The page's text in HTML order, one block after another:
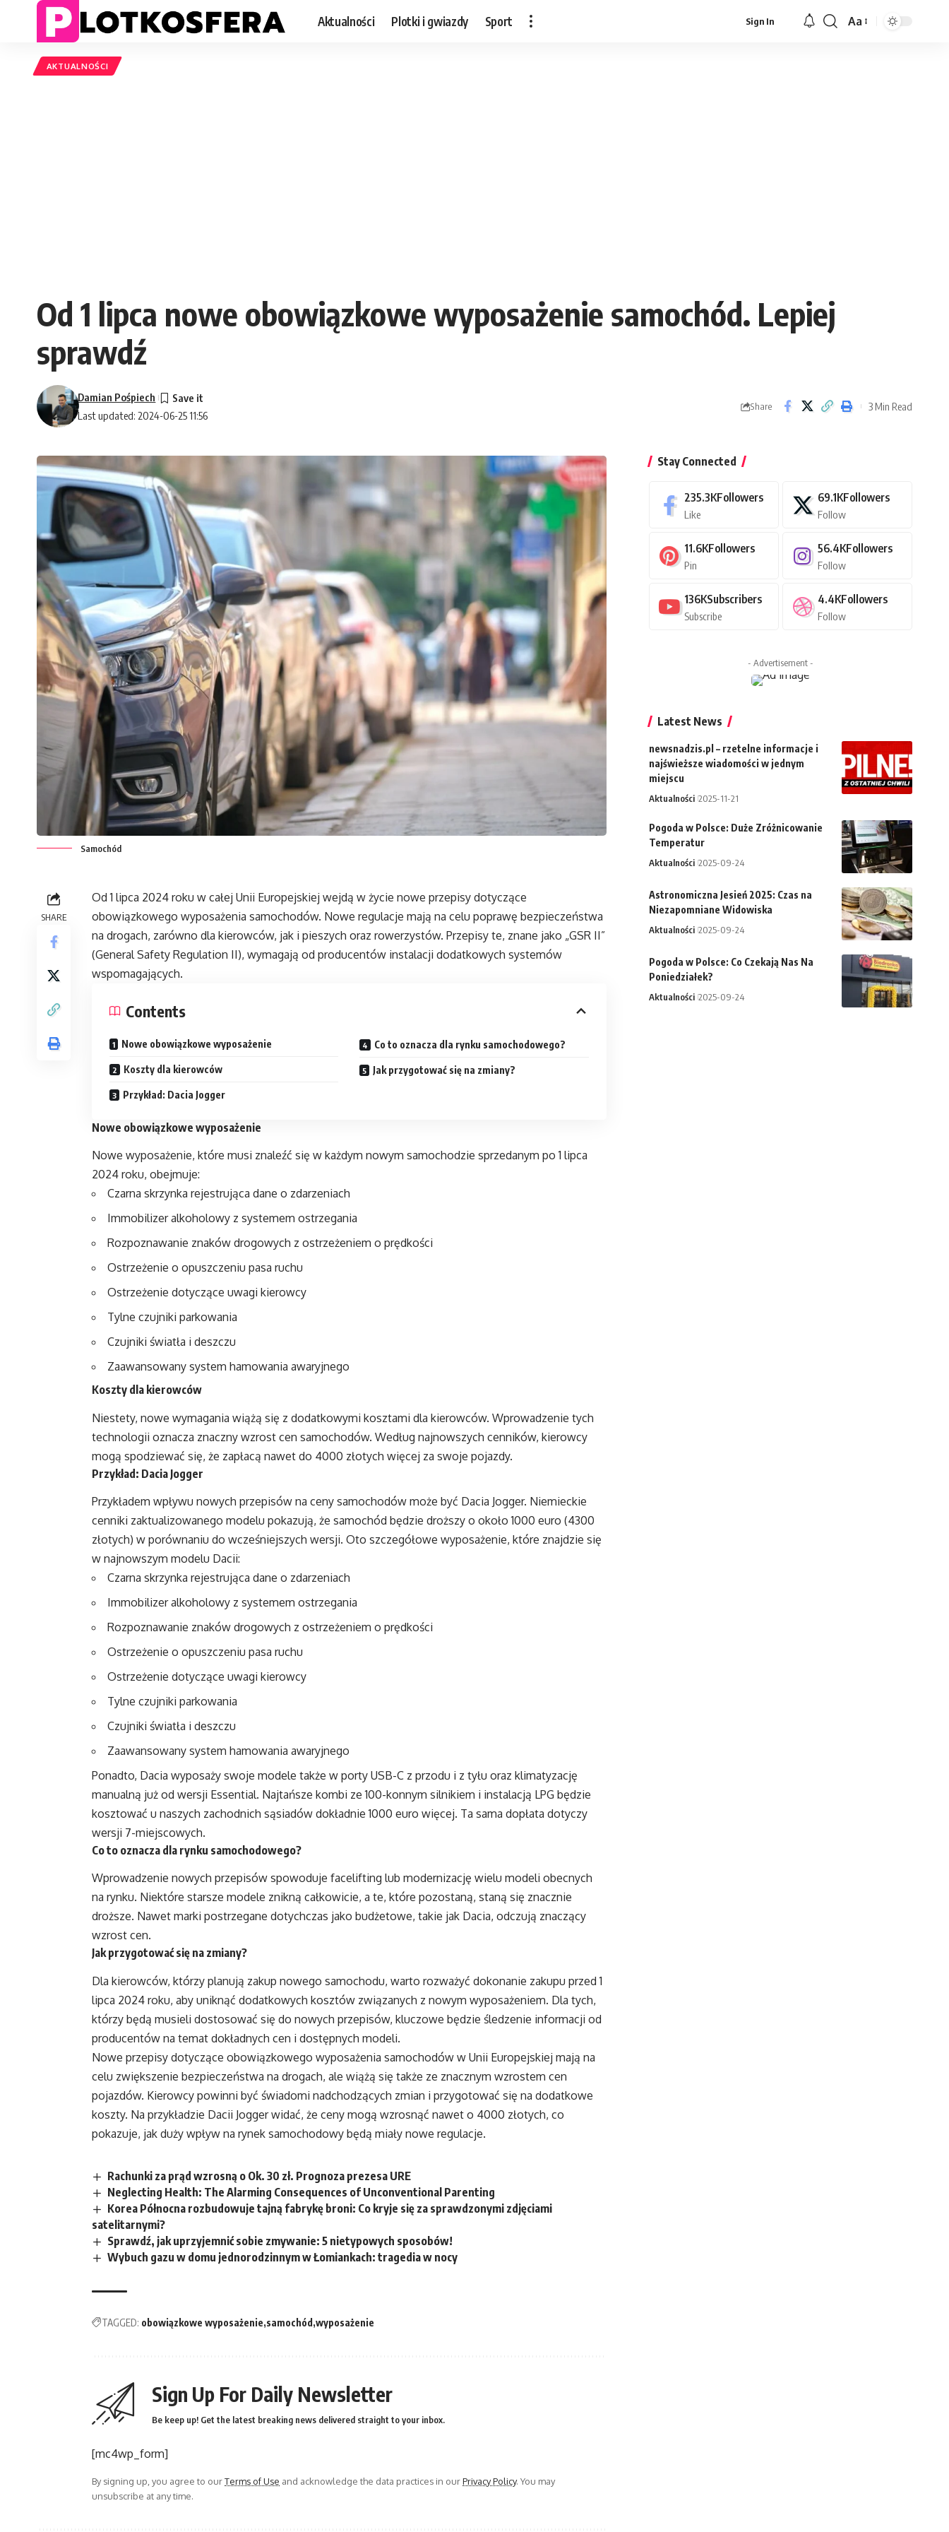
Aktualności Plotki i gwiazdy Sport Sign In
Font
Aa
AKTUALNOŚCI
Od 1 lipca nowe obowiązkowe wyposażenie samochód. Lepiej
sprawdź
Last updated: 2024-06-25 11:56
Damian Pośpiech
Share 3 Min Read
Samochód
SHARE
Od 1 lipca 2024 roku w całej Unii Europejskiej wejdą w życie nowe przepisy dotyczące
obowiązkowego wyposażenia samochodów. Nowe regulacje mają na celu poprawę bezpieczeństwa
na drogach, zarówno dla kierowców, jak i pieszych oraz rowerzystów. Przepisy te, znane jako „GSR II”
(General Safety Regulation II), wymagają od producentów instalacji dodatkowych systemów
wspomagających.
Contents
Nowe obowiązkowe wyposażenie
Koszty dla kierowców
Przykład: Dacia Jogger
Co to oznacza dla rynku samochodowego?
Jak przygotować się na zmiany?
Nowe obowiązkowe wyposażenie
Nowe wyposażenie, które musi znaleźć się w każdym nowym samochodzie sprzedanym po 1 lipca
2024 roku, obejmuje:
Czarna skrzynka rejestrująca dane o zdarzeniach
Immobilizer alkoholowy z systemem ostrzegania
Rozpoznawanie znaków drogowych z ostrzeżeniem o prędkości
Ostrzeżenie o opuszczeniu pasa ruchu
Ostrzeżenie dotyczące uwagi kierowcy
Tylne czujniki parkowania
Czujniki światła i deszczu
Zaawansowany system hamowania awaryjnego
Koszty dla kierowców
Niestety, nowe wymagania wiążą się z dodatkowymi kosztami dla kierowców. Wprowadzenie tych
technologii oznacza znaczny wzrost cen samochodów. Według najnowszych cenników, kierowcy
mogą spodziewać się, że zapłacą nawet do 4000 złotych więcej za swoje pojazdy.
Przykład: Dacia Jogger
Przykładem wpływu nowych przepisów na ceny samochodów może być Dacia Jogger. Niemieckie
cenniki zaktualizowanego modelu pokazują, że samochód będzie droższy o około 1000 euro (4300
złotych) w porównaniu do wcześniejszych wersji. Oto szczegółowe wyposażenie, które znajdzie się
w najnowszym modelu Dacii:
Czarna skrzynka rejestrująca dane o zdarzeniach
Immobilizer alkoholowy z systemem ostrzegania
Rozpoznawanie znaków drogowych z ostrzeżeniem o prędkości
Ostrzeżenie o opuszczeniu pasa ruchu
Ostrzeżenie dotyczące uwagi kierowcy
Tylne czujniki parkowania
Czujniki światła i deszczu
Zaawansowany system hamowania awaryjnego
Ponadto, Dacia wyposaży swoje modele także w porty USB-C z przodu i z tyłu oraz klimatyzację
manualną już od wersji Essential. Najtańsze kombi ze 100-konnym silnikiem i instalacją LPG będzie
kosztować u naszych zachodnich sąsiadów dokładnie 1000 euro więcej. Ta sama dopłata dotyczy
wersji 7-miejscowych.
Co to oznacza dla rynku samochodowego?
Wprowadzenie nowych przepisów spowoduje facelifting lub modernizację wielu modeli obecnych
na rynku. Niektóre starsze modele znikną całkowicie, a te, które pozostaną, staną się znacznie
droższe. Nawet marki postrzegane dotychczas jako budżetowe, takie jak Dacia, odczują znaczący
wzrost cen.
Jak przygotować się na zmiany?
Dla kierowców, którzy planują zakup nowego samochodu, warto rozważyć dokonanie zakupu przed 1
lipca 2024 roku, aby uniknąć dodatkowych kosztów związanych z nowym wyposażeniem. Dla tych,
którzy będą musieli dostosować się do nowych przepisów, kluczowe będzie śledzenie informacji od
producentów na temat dokładnych cen i dostępnych modeli.
Nowe przepisy dotyczące obowiązkowego wyposażenia samochodów w Unii Europejskiej mają na
celu zwiększenie bezpieczeństwa na drogach, ale wiążą się także ze znacznym wzrostem cen
pojazdów. Kierowcy powinni być świadomi nadchodzących zmian i przygotować się na dodatkowe
koszty. Na przykładzie Dacii Jogger widać, że ceny mogą wzrosnąć nawet o 4000 złotych, co
pokazuje, jak duży wpływ na rynek samochodowy będą miały nowe regulacje.
Rachunki za prąd wzrosną o Ok. 30 zł. Prognoza prezesa URE
Neglecting Health: The Alarming Consequences of Unconventional Parenting
Korea Północna rozbudowuje tajną fabrykę broni: Co kryje się za sprawdzonymi zdjęciami
satelitarnymi?
Sprawdź, jak uprzyjemnić sobie zmywanie: 5 nietypowych sposobów!
Wybuch gazu w domu jednorodzinnym w Łomiankach: tragedia w nocy
TAGGED: obowiązkowe wyposażenie samochód wyposażenie
Sign Up For Daily Newsletter
Be keep up! Get the latest breaking news delivered straight to your inbox.
[mc4wp_form]
By signing up, you agree to ourTerms of Use and acknowledge the data practices in ourPrivacy Policy. You may
unsubscribe at any time.
Stay Connected
235.3KFollowers
Like
69.1KFollowers
Follow
11.6KFollowers
Pin
56.4KFollowers
Follow
136KSubscribers
Subscribe
4.4KFollowers
Follow
- Advertisement -
Latest News
newsnadzis.pl – rzetelne informacje i
najświeższe wiadomości w jednym
miejscu
Aktualności 2025-11-21
Pogoda w Polsce: Duże Zróżnicowanie
Temperatur
Aktualności 2025-09-24
Astronomiczna Jesień 2025: Czas na
Niezapomniane Widowiska
Aktualności 2025-09-24
Pogoda w Polsce: Co Czekają Nas Na
Poniedziałek?
Aktualności 2025-09-24